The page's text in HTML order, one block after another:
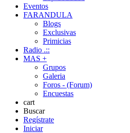
Eventos
FARANDULA
Blogs
Exclusivas
Primicias
Radio .::
MAS +
Grupos
Galeria
Foros - (Forum)
Encuestas
cart
Buscar
Regístrate
Iniciar